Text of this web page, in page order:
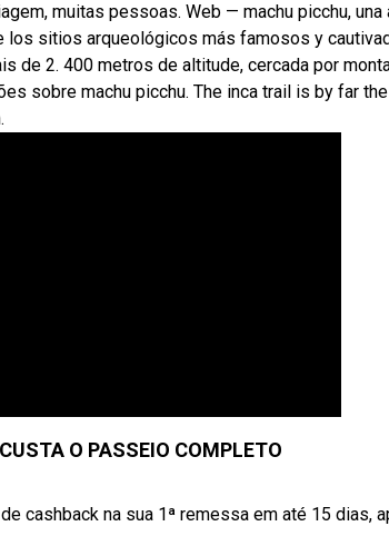
muitas pessoas. Web — machu picchu, una
los sitios arqueológicos más famosos y
de 2. 400 metros de altitude, cercada por
sobre machu picchu. The inca trail is by far
O PASSEIO COMPLETO
cashback na sua 1ª remessa em até 15 dias,